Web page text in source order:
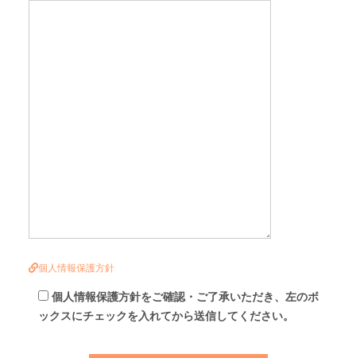
個人情報保護方針
個人情報保護方針をご確認・ご了承いただき、左のボ
ックスにチェックを入れてから送信してください。